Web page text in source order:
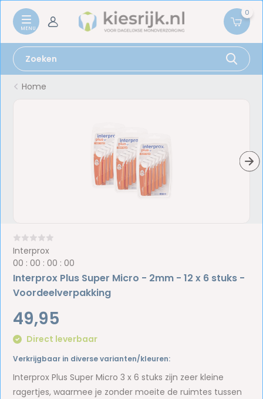
0
Home
Interprox
00 :00 :00 :00
Interprox Plus Super Micro - 2mm - 12 x 6 stuks -
Voordeelverpakking
49,95
Direct leverbaar
Verkrijgbaar in diverse varianten/kleuren:
Interprox Plus Super Micro 3 x 6 stuks zijn zeer kleine
ragertjes, waarmee je zonder moeite de ruimtes tussen